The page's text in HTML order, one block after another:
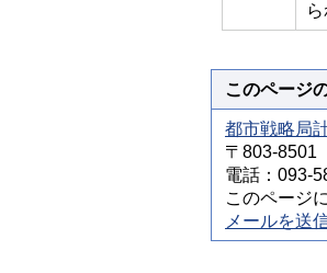
このページ
都市戦略局
〒803-8501
電話：093-
このページ
メールを送